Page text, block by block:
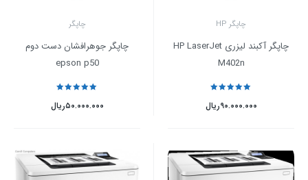
چاپگر HP
چاپگر آکبند لیزری HP LaserJet
M402n
ریال۹۰.۰۰۰.۰۰۰
چاپگر
چاپگر جوهرافشان دست دوم
epson p50
ریال۵۰.۰۰۰.۰۰۰